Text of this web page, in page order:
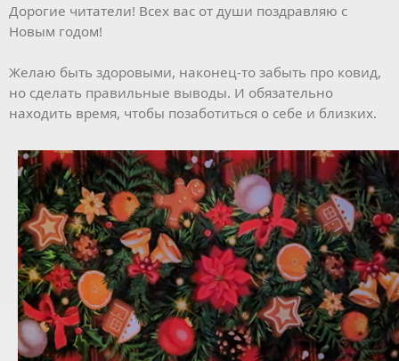
Дорогие читатели! Всех вас от души поздравляю с
Новым годом!
Желаю быть здоровыми, наконец-то забыть про ковид,
но сделать правильные выводы. И обязательно
находить время, чтобы позаботиться о себе и близких.